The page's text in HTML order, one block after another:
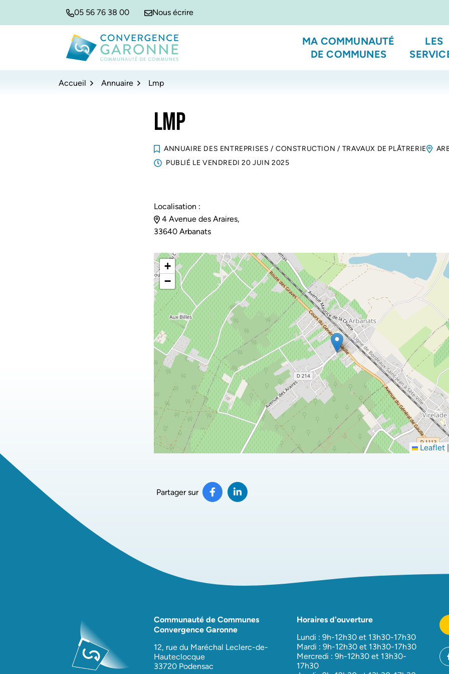
05 56 76 38 00 Nous écrire
Convergence Garonne
MA COMMUNAUTÉ
DE COMMUNES
LES
Accueil Annuaire Lmp
LMP
ANNUAIRE DES ENTREPRISES / CONSTRUCTION / TRAVAUX DE PLÂTRERIE
PUBLIÉ LE VENDREDI 20 JUIN 2025
Localisation :
4 Avenue des Araires,
33640 Arbanats
+
−
Leaflet |
Partager sur Partager sur Facebook
(ouverture dans un nouvel onglet)
Partager sur LinkedIn
(ouverture dans un nouvel onglet)
Communauté de Communes
Convergence Garonne
12, rue du Maréchal Leclerc-de-
Hauteclocque
33720 Podensac
Horaires d'ouverture
Lundi : 9h-12h30 et 13h30-17h30
Mardi : 9h-12h30 et 13h30-17h30
Mercredi : 9h-12h30 et 13h30-
17h30